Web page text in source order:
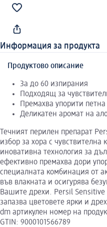
Информация за продукта
Продуктово описание
За до 60 изпирания
Подходящ за
Премахва упорити петна
Деликатен аромат на
Течният перилен препарат
избор за хора с чувствителна
иновативна технология за
ефективно премахва дори
специалната комбинация от
във влакната и осигурява
Вашите дрехи. Persil Sensitive
запазва цветовете ярки и
dm артикулен номер на
GTIN: 9000101566789